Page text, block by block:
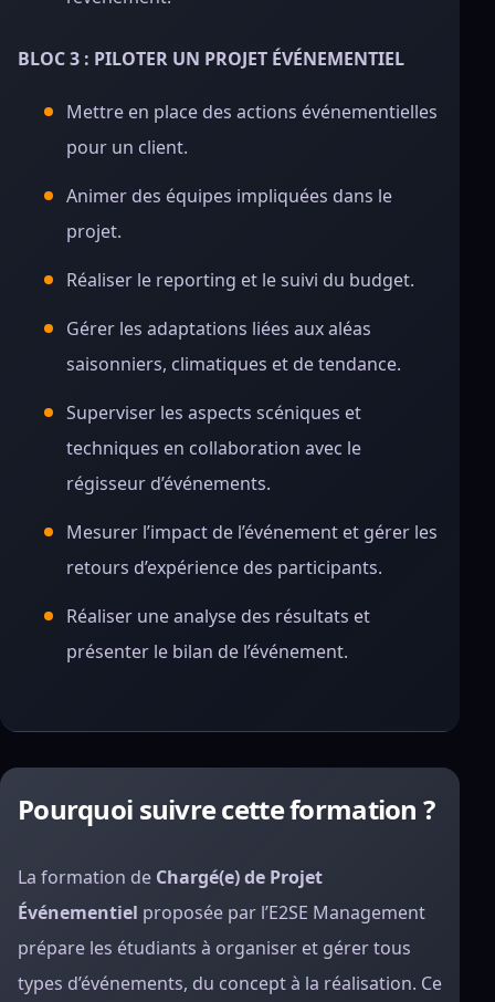
BLOC 3 : PILOTER UN PROJET ÉVÉNEMENTIEL
Mettre en place des actions événementielles
pour un client.
Animer des équipes impliquées dans le
projet.
Réaliser le reporting et le suivi du budget.
Gérer les adaptations liées aux aléas
saisonniers, climatiques et de tendance.
Superviser les aspects scéniques et
techniques en collaboration avec le
régisseur d’événements.
Mesurer l’impact de l’événement et gérer les
retours d’expérience des participants.
Réaliser une analyse des résultats et
présenter le bilan de l’événement.
Pourquoi suivre cette formation ?
La formation de Chargé(e) de Projet
Événementiel proposée par l’E2SE Management
prépare les étudiants à organiser et gérer tous
types d’événements, du concept à la réalisation. Ce